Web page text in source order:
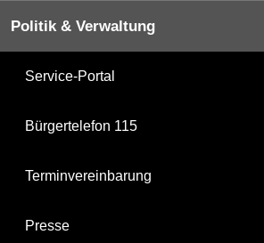
Politik & Verwaltung
Service-Portal
Bürgertelefon 115
Terminvereinbarung
Presse